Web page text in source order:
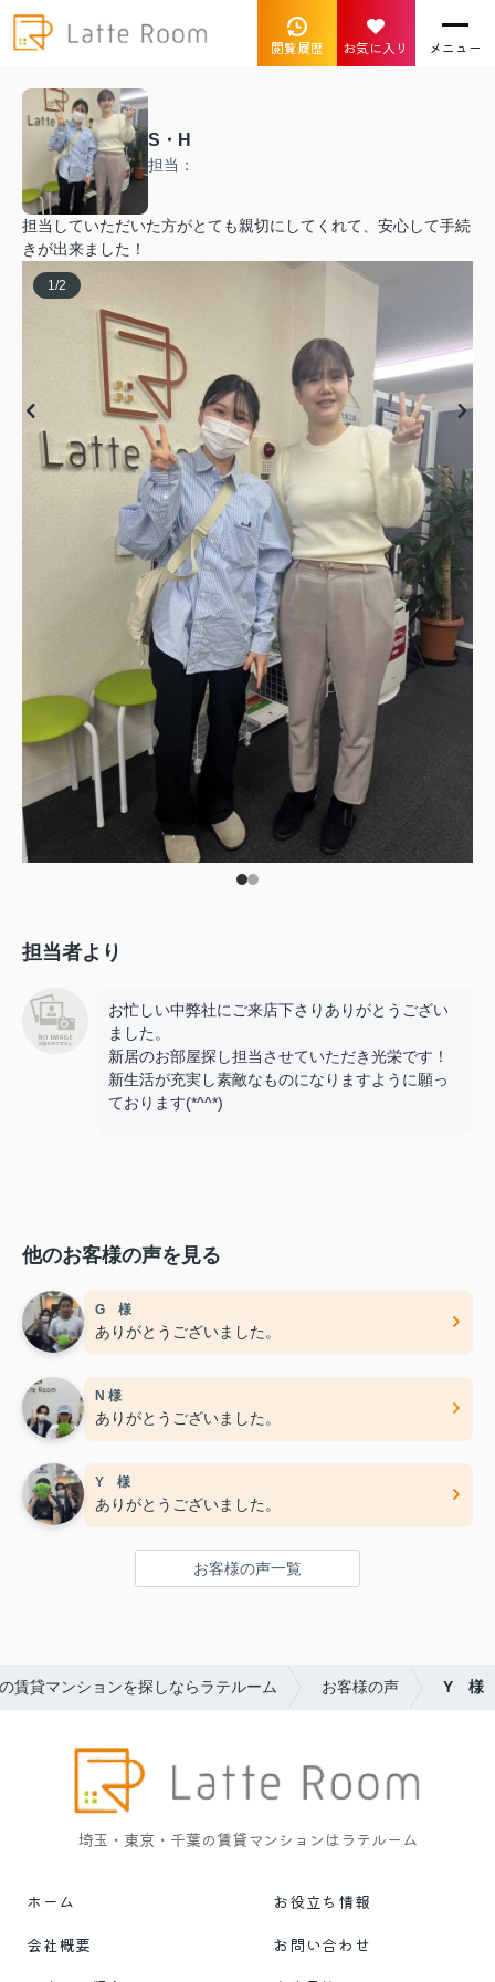
閲覧履歴 お気に入り メニュー
S・H
担当：
担当していただいた方がとても親切にしてくれて、安心して手続
きが出来ました！
1 /2
担当者より
お忙しい中弊社にご来店下さりありがとうござい
ました。
新居のお部屋探し担当させていただき光栄です！
新生活が充実し素敵なものになりますように願っ
ております(*^^*)
他のお客様の声を見る
G 様
ありがとうございました。
N 様
ありがとうございました。
Y 様
ありがとうございました。
お客様の声一覧
賃貸マンションを探しならラテルーム お客様の声 Y 様
埼玉・東京・千葉の賃貸マンションはラテルーム
ホーム
お役立ち情報
会社概要
お問い合わせ